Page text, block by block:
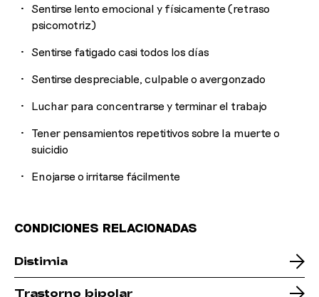
Sentirse lento emocional y físicamente (retraso
psicomotriz)
Sentirse fatigado casi todos los días
Sentirse despreciable, culpable o avergonzado
Luchar para concentrarse y terminar el trabajo
Tener pensamientos repetitivos sobre la muerte o
suicidio
Enojarse o irritarse fácilmente
CONDICIONES RELACIONADAS
Distimia
Trastorno bipolar